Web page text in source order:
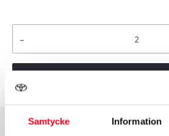
Samtycke Information
-